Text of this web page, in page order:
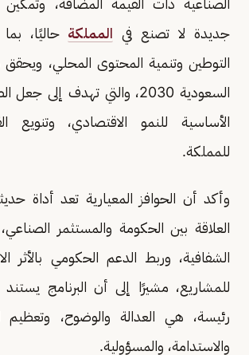
الصناعية ذات القيمة المضافة،
جديدة لا تصنع في المملكة حاليًا،
التوطين وتنمية المحتوى المحلي،
السعودية 2030، والتي تهدف إلى
الأساسية للنمو الاقتصادي، وتنويع
للمملكة.
وأكد أن الحوافز المعيارية تعد أداة
العلاقة بين الحكومة والمستثمر
الشفافية، وربط الدعم الحكومي بالأثر
للمشاريع، مشيرًا إلى أن البرنامج يستند
رئيسة، هي العدالة والوضوح، وتعظيم
والاستدامة، والمسؤولية.